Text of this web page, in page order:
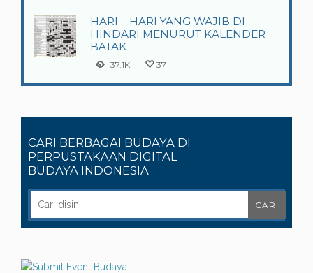
HARI – HARI YANG WAJIB DI
HINDARI MENURUT KALENDER
BATAK
37.1K 37
CARI BERBAGAI BUDAYA DI
PERPUSTAKAAN DIGITAL
BUDAYA INDONESIA